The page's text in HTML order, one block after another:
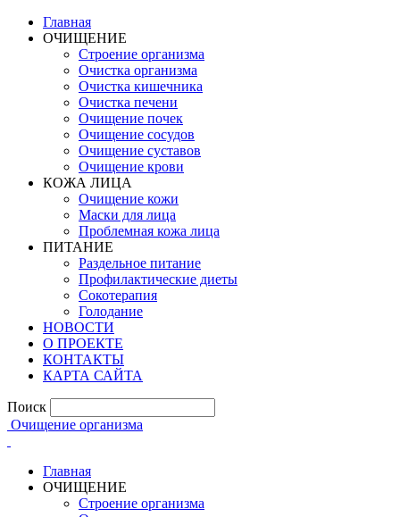
Главная
ОЧИЩЕНИЕ
Строение организма
Очистка организма
Очистка кишечника
Очистка печени
Очищение почек
Очищение сосудов
Очищение суставов
Очищение крови
КОЖА ЛИЦА
Очищение кожи
Маски для лица
Проблемная кожа лица
ПИТАНИЕ
Раздельное питание
Профилактические диеты
Сокотерапия
Голодание
НОВОСТИ
О ПРОЕКТЕ
КОНТАКТЫ
КАРТА САЙТА
Поиск
Очищение организма
Главная
ОЧИЩЕНИЕ
Строение организма